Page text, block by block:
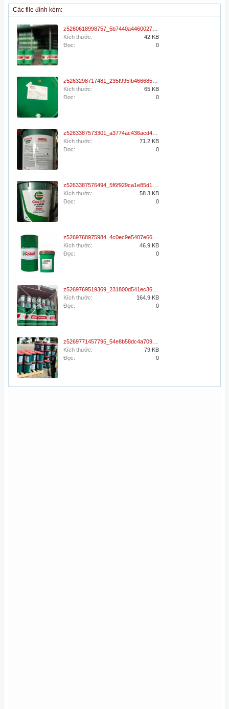
Các file đính kèm:
Kích thước:
42 KB
Đọc:
0
Kích thước:
65 KB
Đọc:
0
Kích thước:
71.2 KB
Đọc:
0
Kích thước:
58.3 KB
Đọc:
0
Kích thước:
46.9 KB
Đọc:
0
Kích thước:
164.9 KB
Đọc:
0
Kích thước:
79 KB
Đọc:
0